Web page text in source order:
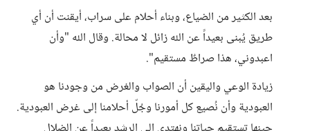
بعد الكثير من الضياع، وبناء أحلام على سراب، أيقنت أن أي
طريق يُبنى بعيداً عن الله زائل لا محالة. وقال الله "وأن
اعبدوني، هذا صراطٌ مستقيم".
زيادة الوعي واليقين أن الصواب والغرض من وجودنا هو
العبودية وأن نُصيع كل أمورنا وجُلّ أحلامنا إلى غرض العبودية.